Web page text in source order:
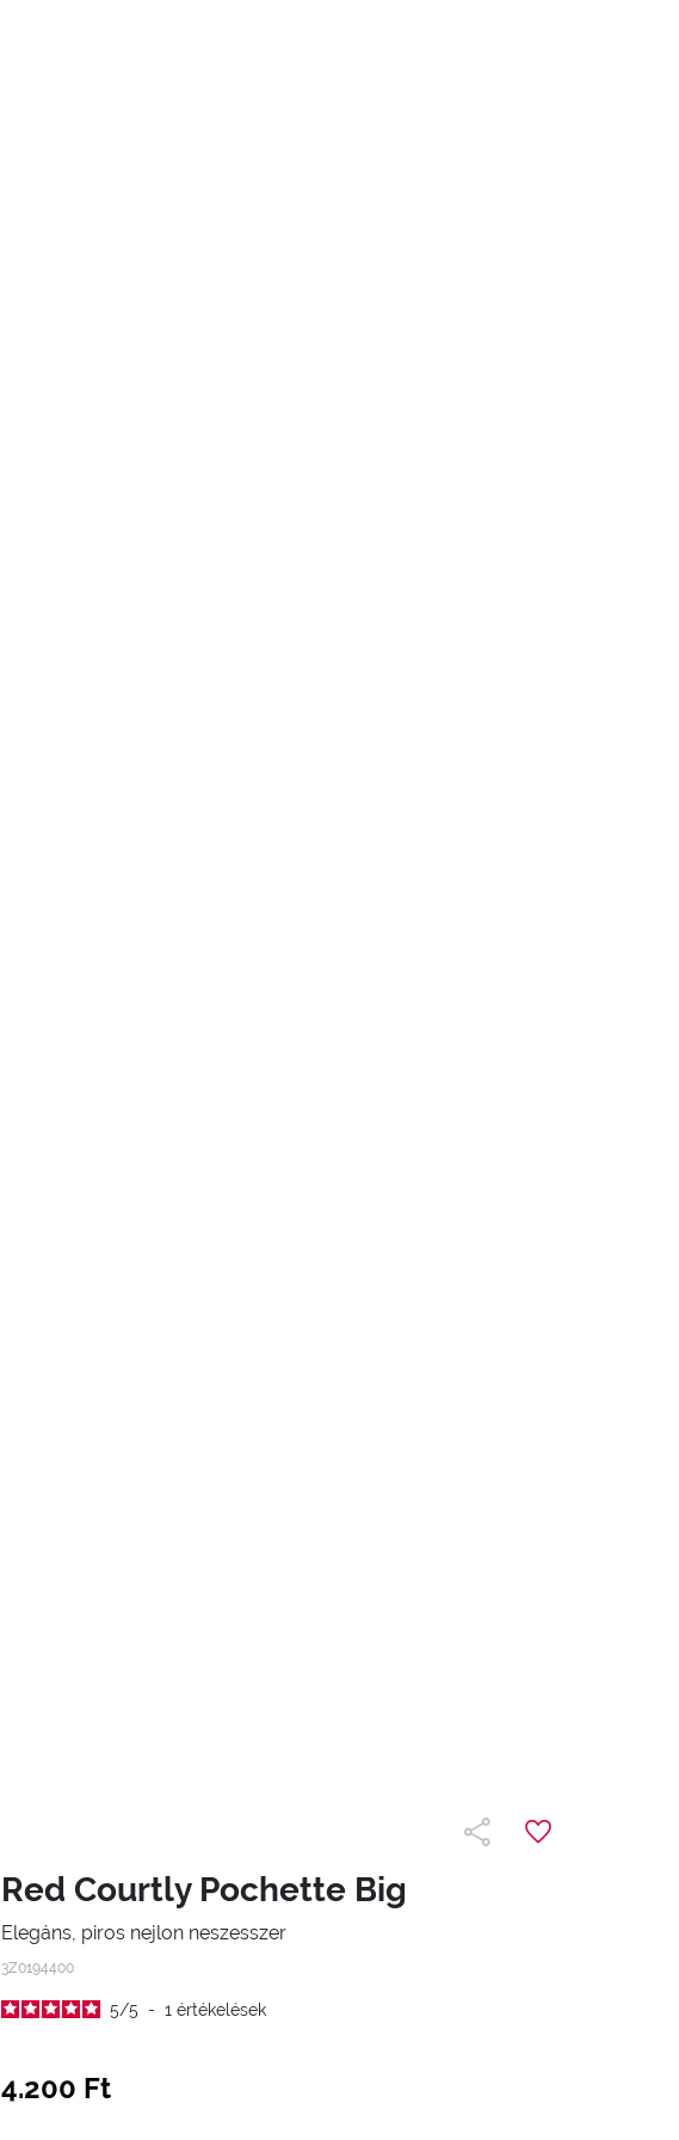
Red Courtly Pochette Big
Elegáns, piros nejlon neszesszer
3Z0194400
5/5 - 1 értékelések
4.200 Ft